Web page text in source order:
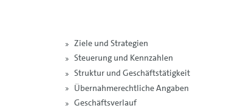
Ziele und Strategien
Steuerung und Kennzahlen
Struktur und Geschäftstätigkeit
Übernahmerechtliche Angaben
Geschäftsverlauf